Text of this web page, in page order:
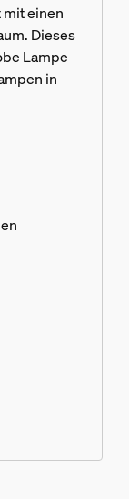
einen
Dieses
Lampe
in